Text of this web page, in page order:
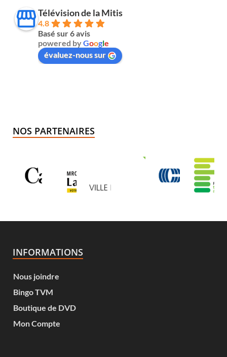
Télévision de la Mitis
4.8
Basé sur 6 avis
powered byGoogle
évaluez-nous sur
NOS PARTENAIRES
INFORMATIONS
Nous joindre
Bingo TVM
Boutique de DVD
Mon Compte